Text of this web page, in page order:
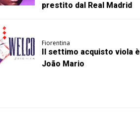
prestito dal Real Madrid
Fiorentina
Il settimo acquisto viola è
João Mario